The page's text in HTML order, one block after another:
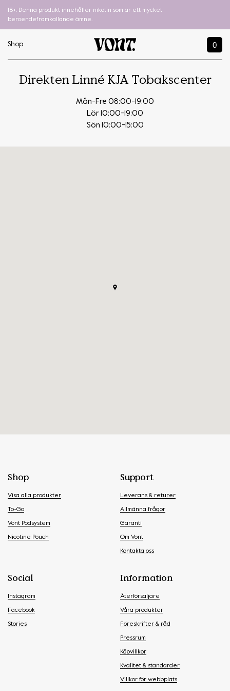
18+. Denna produkt innehåller nikotin som är ett mycket
beroendeframkallande ämne.
Shop 0
Direkten Linné KJA Tobakscenter
Mån-Fre 08:00-19:00
Lör 10:00-19:00
Sön 10:00-15:00
Shop
Visa alla produkter
To-Go
Vont Podsystem
Nicotine Pouch
Support
Leverans & returer
Allmänna frågor
Garanti
Om Vont
Kontakta oss
Social
Instagram
Facebook
Stories
Information
Återförsäljare
Våra produkter
Föreskrifter & råd
Pressrum
Köpvillkor
Kvalitet & standarder
Villkor för webbplats